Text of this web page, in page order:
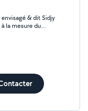
de clôture).
de la
les travaux en
& dit Sidjy
la mesure du